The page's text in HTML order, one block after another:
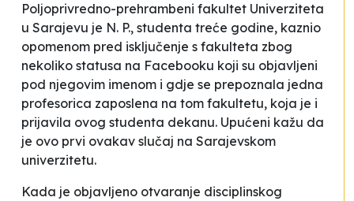
Poljoprivredno-prehrambeni fakultet Univerziteta
u Sarajevu je N. P., studenta treće godine, kaznio
opomenom pred isključenje s fakulteta zbog
nekoliko statusa na Facebooku koji su objavljeni
pod njegovim imenom i gdje se prepoznala jedna
profesorica zaposlena na tom fakultetu, koja je i
prijavila ovog studenta dekanu. Upućeni kažu da
je ovo prvi ovakav slučaj na Sarajevskom
univerzitetu.
Kada je objavljeno otvaranje disciplinskog